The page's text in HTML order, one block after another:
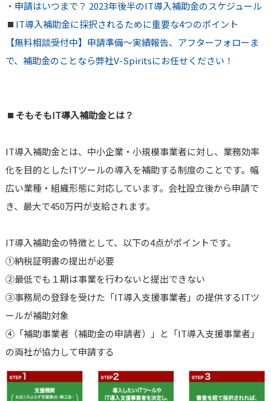
・申請はいつまで？ 2023年後半のIT導入補助金のスケジュール
IT導入補助金に採択されるために重要な4つのポイント
【無料相談受付中】申請準備〜実績報告、アフターフォローま
で、補助金のことなら弊社V-Spiritsにお任せください！
そもそもIT導入補助金とは？
IT導入補助金とは、中小企業・小規模事業者に対し、業務効率
化を目的としたITツールの導入を補助する制度のことです。幅
広い業種・組織形態に対応しています。会社設立後から申請で
き、最大で450万円が支給されます。
IT導入補助金の特徴として、以下の4点がポイントです。
①納税証明書の提出が必要
②最低でも１期は事業を行わないと提出できない
③事務局の登録を受けた「IT導入支援事業者」の提供するITツ
ールが補助対象
④「補助事業者（補助金の申請者）」と「IT導入支援事業者」
の両社が協力して申請する